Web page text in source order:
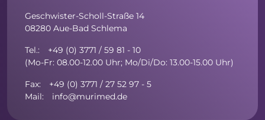
Geschwister-Scholl-Straße 14
08280 Aue-Bad Schlema
Tel.: +49 (0) 3771 / 59 81 - 10
(Mo-Fr: 08.00-12.00 Uhr; Mo/Di/Do: 13.00-15.00 Uhr)
Fax: +49 (0) 3771 / 27 52 97 - 5
Mail: info@murimed.de